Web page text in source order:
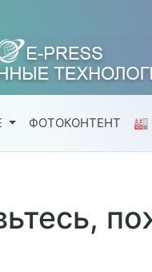
ФОТОКОНТЕНТ 🏭